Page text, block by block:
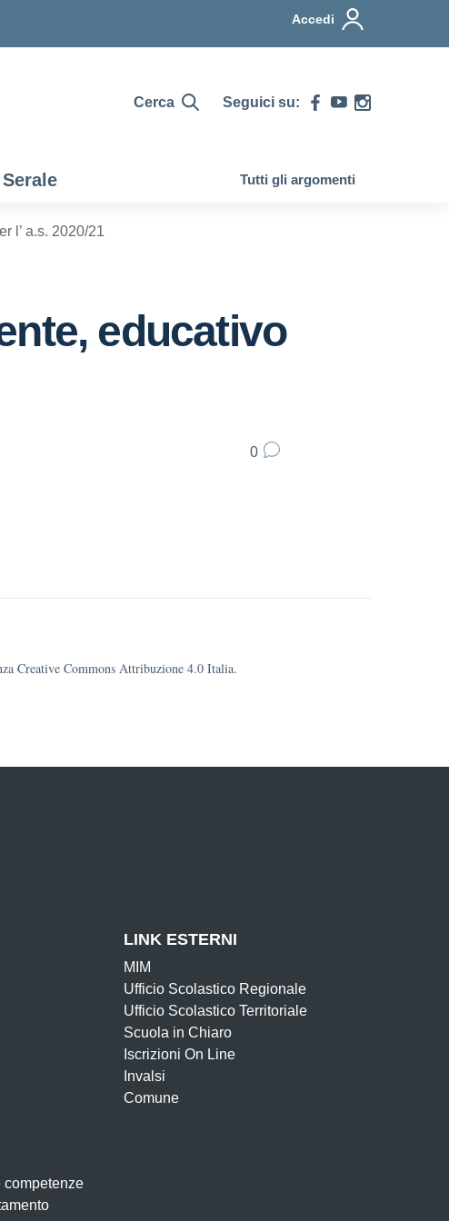
Accedi
Cerca Seguici su:
Serale Tutti gli argomenti
l’ a.s. 2020/21
educativo
0
Creative Commons Attribuzione 4.0 Italia.
competenze
LINK ESTERNI
MIM
Ufficio Scolastico Regionale
Ufficio Scolastico Territoriale
Scuola in Chiaro
Iscrizioni On Line
Invalsi
Comune